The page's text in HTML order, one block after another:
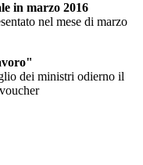
in marzo 2016
nel mese di marzo
dei ministri odierno il